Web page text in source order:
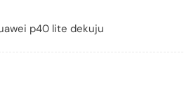
p40 lite dekuju